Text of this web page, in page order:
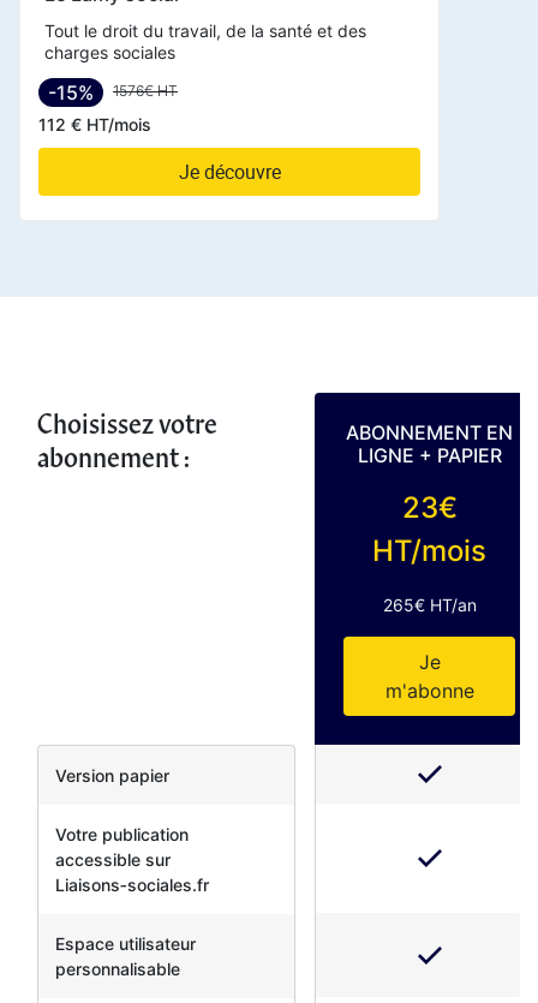
Tout le droit du travail, de la santé et des
charges sociales
-15% 1576€ HT
112 € HT/mois
Je découvre
Choisissez votre
abonnement :
ABONNEMENT EN
LIGNE + PAPIER
23€
HT/mois
265€ HT/an
Je
m'abonne
Version papier
Votre publication
accessible sur
Liaisons‑sociales.fr
Espace utilisateur
personnalisable